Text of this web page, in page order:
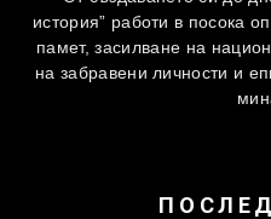
история” работи в посока
памет, засилване на
на забравени личности и